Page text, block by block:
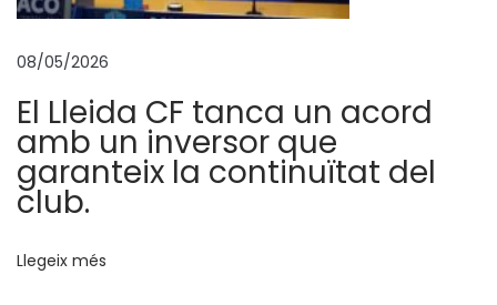
n
f
a
r
‘
E
L
08/05/2026
El Lleida CF tanca un acord
amb un inversor que
garanteix la continuïtat del
club.
Llegeix més